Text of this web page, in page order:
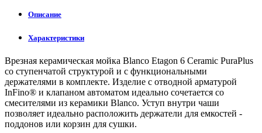
Описание
Характеристики
Врезная керамическая мойка Blanco Etagon 6 Ceramic PuraPlus
со ступенчатой структурой и с функциональными
держателями в комплекте. Изделие с отводной арматурой
InFino® и клапаном автоматом идеально сочетается со
смесителями из керамики Blanco. Уступ внутри чаши
позволяет идеально расположить держатели для емкостей -
поддонов или корзин для сушки.